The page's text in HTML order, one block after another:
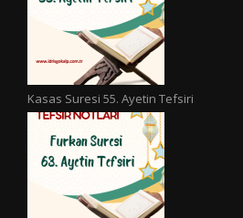
Kasas Suresi 55. Ayetin Tefsiri